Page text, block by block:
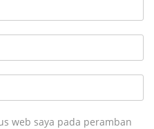
web saya pada peramban